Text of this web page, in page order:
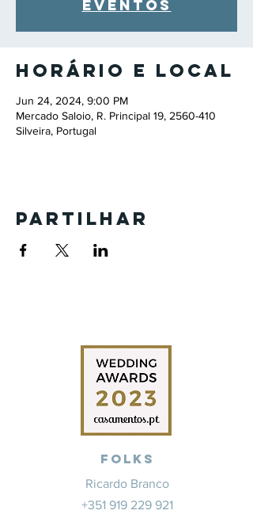
eventos
Horário e local
Jun 24, 2024, 9:00 PM
Mercado Saloio, R. Principal 19, 2560-410
Silveira, Portugal
Partilhar
Folks
Ricardo Branco
+351 919 229 921